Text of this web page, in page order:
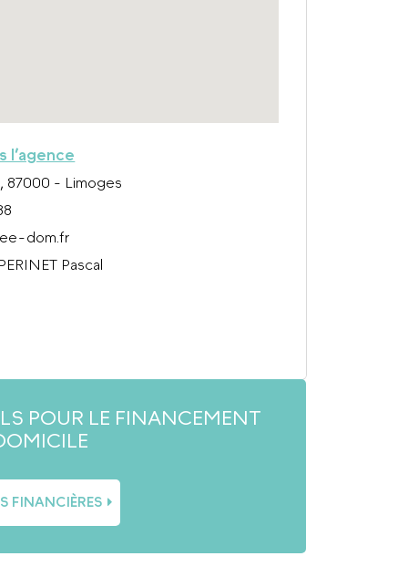
l’agence
87000 - Limoges
dom.fr
Pascal
POUR LE FINANCEMENT
FINANCIÈRES